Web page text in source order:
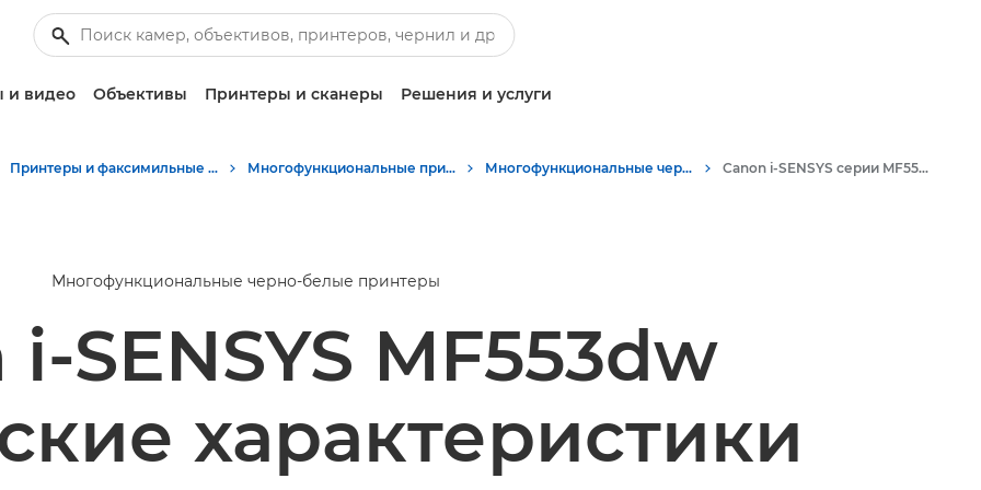
и видео Объективы Принтеры и сканеры Решения и услуги
Принтеры и факсимильные аппараты для бизнеса Многофункциональные принтеры - Принтеры «Все в одном» Многофункциональные черно-белые принтеры Canon i-SENSYS серии MF550 - Многофункциональные принтеры
Многофункциональные черно-белые принтеры
SENSYS MF553dw
характеристики